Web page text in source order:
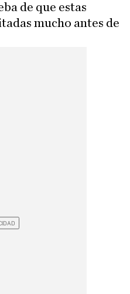
de que estas
mucho antes de